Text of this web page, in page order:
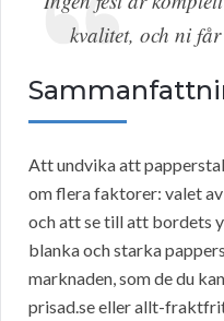
kvalitet, och ni
Att undvika att
om flera faktorer: valet
och att se till att bordets
blanka och starka
marknaden, som de du
prisad.se eller allt-